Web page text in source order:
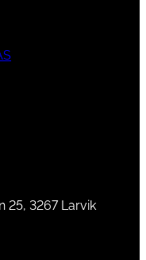
25, 3267 Larvik